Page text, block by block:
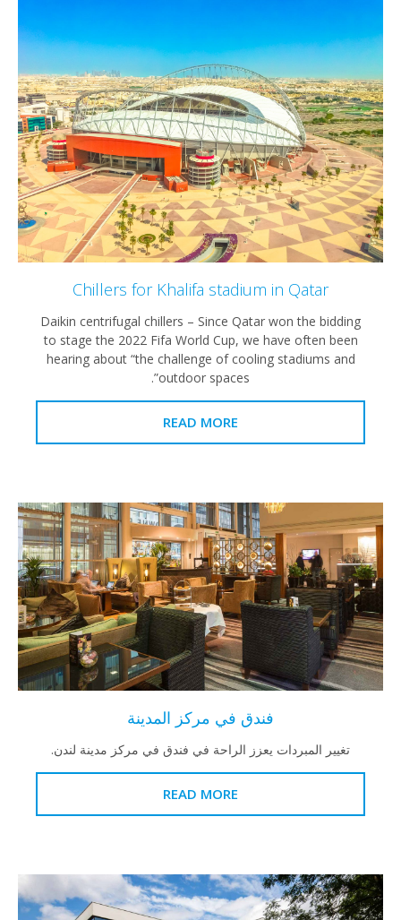
Chillers for Khalifa stadium in Qatar
Daikin centrifugal chillers – Since Qatar won the
to stage the 2022 Fifa World Cup, we have often
hearing about “the challenge of cooling stadiums
outdoor spaces”.
READ MORE
فندق في مركز المدينة
المبردات يعزز الراحة في فندق في مركز مدينة لندن.
READ MORE